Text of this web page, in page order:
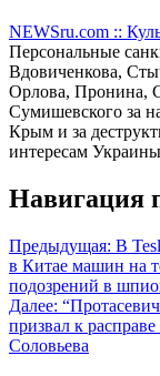
NEWSru.com ::
Персональные
Вдовиченкова,
Орлова, Пронина,
Сумишевского за
Крым и за
интересам
Навигация
Предыдущая: В
в Китае машин на
подозрений в
Далее:
призвал к
Соловьева